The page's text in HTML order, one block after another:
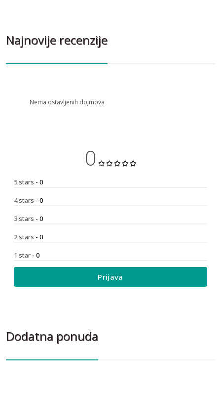
Najnovije recenzije
Nema ostavljenih dojmova
0
5 stars - 0
4 stars - 0
3 stars - 0
2 stars - 0
1 star - 0
Prijava
Dodatna ponuda